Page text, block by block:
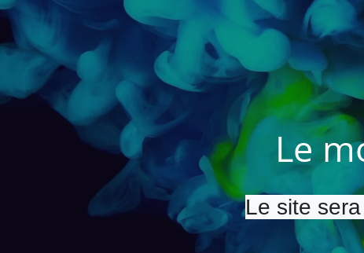
Le
Le site